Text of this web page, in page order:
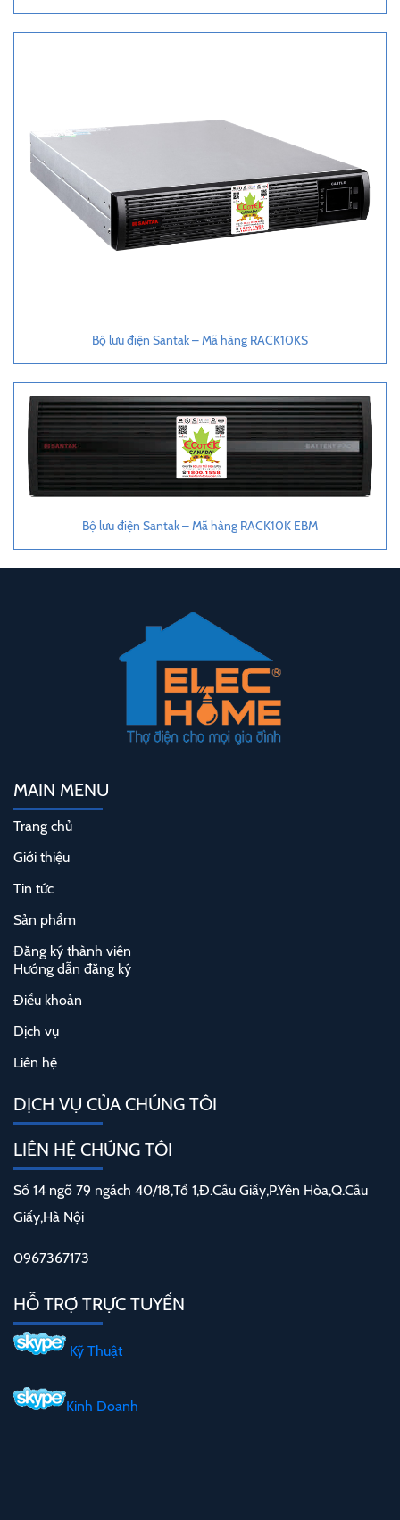
Bộ lưu điện Santak – Mã hàng RACK10KS
Bộ lưu điện Santak – Mã hàng RACK10K EBM
MAIN MENU
Trang chủ
Giới thiệu
Tin tức
Sản phẩm
Đăng ký thành viên
Hướng dẫn đăng ký
Điều khoản
Dịch vụ
Liên hệ
DỊCH VỤ CỦA CHÚNG TÔI
LIÊN HỆ CHÚNG TÔI
Số 14 ngõ 79 ngách 40/18,Tổ 1,Đ.Cầu Giấy,P.Yên Hòa,Q.Cầu
Giấy,Hà Nội
0967367173
HỖ TRỢ TRỰC TUYẾN
Kỹ Thuật
Kinh Doanh